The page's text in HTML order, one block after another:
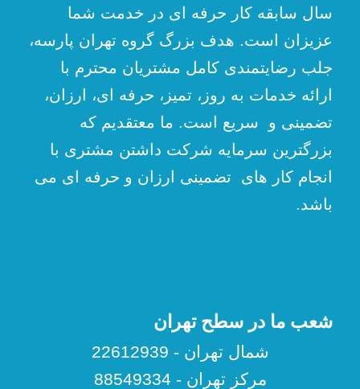
سال سابقه کار حرفه ای در خدمت شما
عزیزان است. هدف بزرگ گروه تهران پارسه،
جلب رضایتمندی کامل مشتریان محترم با
ارائه خدمات به روز، تمیز، حرفه ای، ارزان،
تضمینی و سریع است. ما معتقدیم که
بزرگترین سرمایه شرکت داشتن مشتری با
انجام کار های تضمینی ارزان و حرفه ای می
باشد.
شعب ما در سطح تهران
شمال تهران - 22612939
مرکز تهران - 88549334